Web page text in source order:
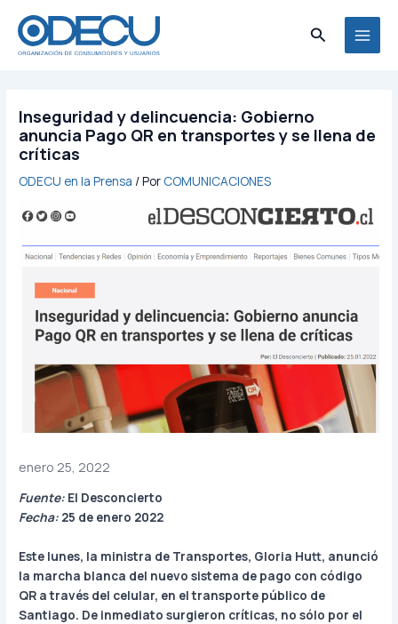
contenido
Buscar
Inseguridad y delincuencia: Gobierno
anuncia Pago QR en transportes y se llena de
críticas
ODECU en la Prensa / Por COMUNICACIONES
enero 25, 2022
Fuente: El Desconcierto
Fecha: 25 de enero 2022
Este lunes, la ministra de Transportes, Gloria Hutt, anunció
la marcha blanca del nuevo sistema de pago con código
QR a través del celular, en el transporte público de
Santiago. De inmediato surgieron críticas, no sólo por el